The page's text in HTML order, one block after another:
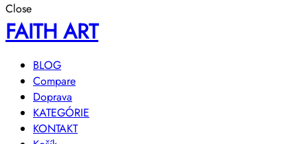
Close
FAITH ART
BLOG
Compare
Doprava
KATEGÓRIE
KONTAKT